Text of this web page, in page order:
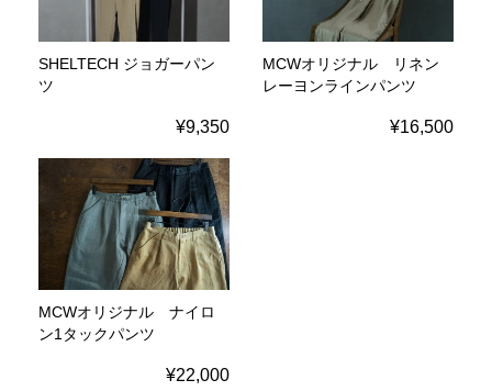
SHELTECH ジョガーパン
ツ
¥9,350
MCWオリジナル リネン
レーヨンラインパンツ
¥16,500
MCWオリジナル ナイロ
ン1タックパンツ
¥22,000